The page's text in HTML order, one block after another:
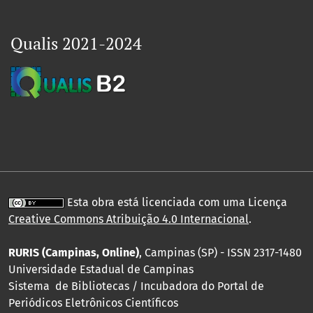
Qualis 2021-2024
Esta obra está licenciada com uma Licença
Creative Commons Atribuição 4.0 Internacional.
RURIS (Campinas, Online), Campinas (SP) - ISSN 2317-1480
Universidade Estadual de Campinas
Sistema de Bibliotecas / Incubadora do Portal de
Periódicos Eletrônicos Científicos